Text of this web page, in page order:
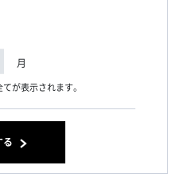
月
が表示されます。
る